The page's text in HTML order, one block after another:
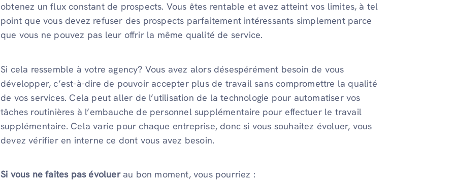
obtenez un flux constant de prospects. Vous êtes rentable et avez atteint vos limites, à tel
point que vous devez refuser des prospects parfaitement intéressants simplement parce
que vous ne pouvez pas leur offrir la même qualité de service.
Si cela ressemble à votre agency? Vous avez alors désespérément besoin de vous
développer, c’est-à-dire de pouvoir accepter plus de travail sans compromettre la qualité
de vos services. Cela peut aller de l’utilisation de la technologie pour automatiser vos
tâches routinières à l’embauche de personnel supplémentaire pour effectuer le travail
supplémentaire. Cela varie pour chaque entreprise, donc si vous souhaitez évoluer, vous
devez vérifier en interne ce dont vous avez besoin.
Si vous ne faites pas évoluerau bon moment, vous pourriez :